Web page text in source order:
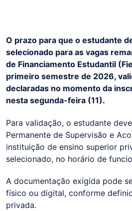
O prazo para que o estudante
selecionado para as vagas
de Financiamento Estudantil
primeiro semestre de 2026,
declaradas no momento da
nesta segunda-feira (11).
Para validação, o estudante
Permanente de Supervisão e
instituição de ensino superior
selecionado, no horário de
A documentação exigida pode
físico ou digital, conforme
privada.